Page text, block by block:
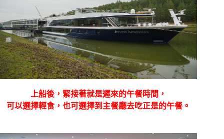
上船後，緊接著就是遲來的午餐時間，
可以選擇輕食，也可選擇到主餐廳去吃正是的午餐。